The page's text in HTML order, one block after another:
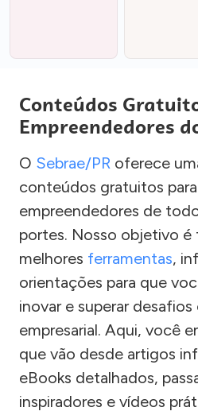
Conteúdos
Empreendedores
O Sebrae/PR oferece
conteúdos gratuitos
empreendedores de
portes. Nosso objetivo é
melhores ferramentas,
orientações para que
inovar e superar desafios
empresarial. Aqui, você
que vão desde artigos
eBooks detalhados,
inspiradores e vídeos